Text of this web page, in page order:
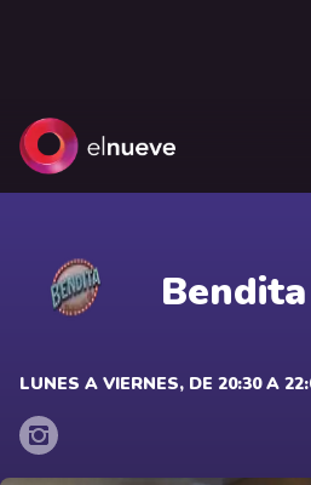
Bendita
LUNES A VIERNES, DE 20:30 A